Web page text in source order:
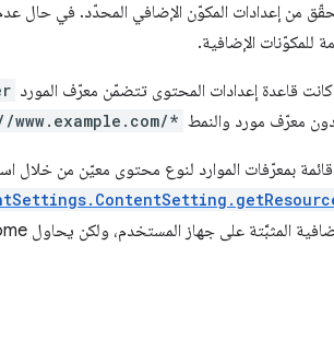
من إعدادات المكوّن الإضافي المحدّد. في حال
للمكوّنات الإضافية.
كانت قاعدة إعدادات المحتوى تتضمّن معرّف المورد
معرّف مورد والنمط *
بمعرّفات الموارد لنوع محتوى معيّن من خلال